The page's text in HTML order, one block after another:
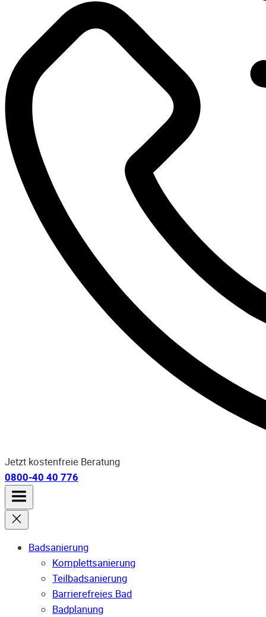
Jetzt kostenfreie Beratung
0800-40 40 776
Badsanierung
Komplettsanierung
Teilbadsanierung
Barrierefreies Bad
Badplanung